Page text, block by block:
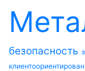
безопасность